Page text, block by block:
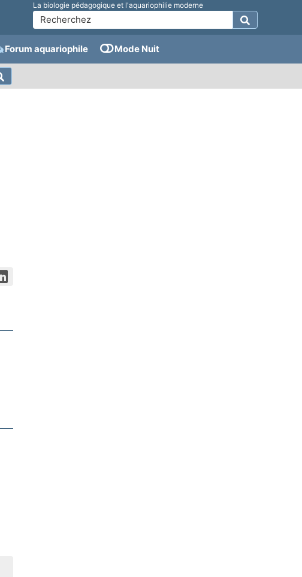
La biologie pédagogique et l'aquariophilie moderne
Forum aquariophile Mode Nuit